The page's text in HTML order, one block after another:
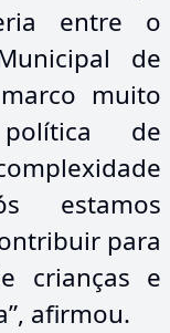
entre o
de
muito
de
estamos
para
crianças e
afirmou.